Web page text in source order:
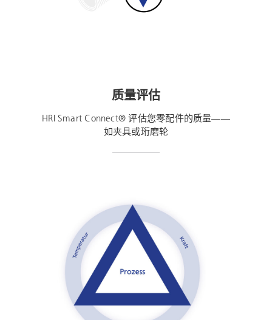
质量评估
HRI Smart Connect® 评估您零配件的质量——
如夹具或珩磨轮